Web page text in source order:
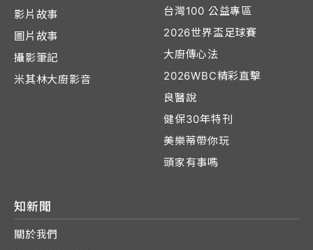
影片故事
圖片故事
攝影筆記
米其林大廚影音
台灣100 公益專區
2026世界盃足球賽
大廚傳心法
2026WBC精彩直擊
良醫說
健保30年特刊
美樂蒂帶你玩
頭家有事嗎
知新聞
關於我們